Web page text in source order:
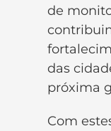
de
das
próxima
Com